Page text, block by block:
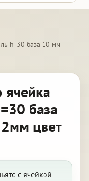
h=30 база 10 мм
ячейка
база
цвет
с ячейкой